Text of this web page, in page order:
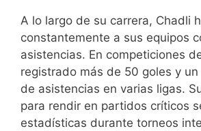
A lo largo de su carrera, Chadli
constantemente a sus equipos
asistencias. En competiciones
registrado más de 50 goles y
de asistencias en varias ligas.
para rendir en partidos críticos
estadísticas durante torneos